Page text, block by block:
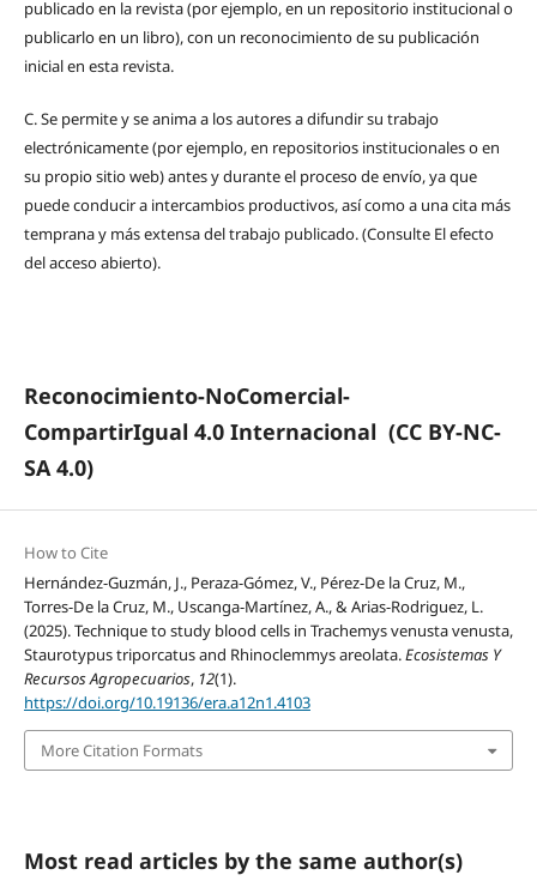
publicado en la revista (por ejemplo, en un repositorio institucional o
publicarlo en un libro), con un reconocimiento de su publicación
inicial en esta revista.
C.Se permite y se anima a los autores a difundir su trabajo
electrónicamente (por ejemplo, en repositorios institucionales o en
su propio sitio web) antes y durante el proceso de envío, ya que
puede conducir a intercambios productivos, así como a una cita más
temprana y más extensa del trabajo publicado. (Consulte El efecto
del acceso abierto).
Reconocimiento-NoComercial-
CompartirIgual 4.0 Internacional (CC BY-NC-
SA 4.0)
How to Cite
Hernández-Guzmán, J., Peraza-Gómez, V., Pérez-De la Cruz, M.,
Torres-De la Cruz, M., Uscanga-Martínez, A., & Arias-Rodriguez, L.
(2025). Technique to study blood cells in Trachemys venusta venusta,
Staurotypus triporcatus and Rhinoclemmys areolata.Ecosistemas Y
Recursos Agropecuarios, 12(1).
https://doi.org/10.19136/era.a12n1.4103
More Citation Formats
Most read articles by the same author(s)